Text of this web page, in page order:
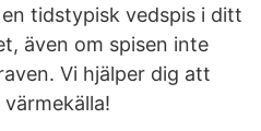
tidstypisk vedspis i ditt
även om spisen inte
Vi hjälper dig att